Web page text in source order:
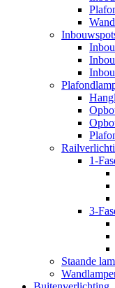
1-
3-
Staande